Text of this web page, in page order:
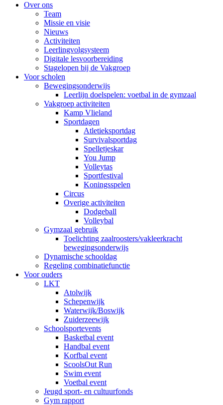
Over ons
Team
Missie en visie
Nieuws
Activiteiten
Leerlingvolgsysteem
Digitale lesvoorbereiding
Stagelopen bij de Vakgroep
Voor scholen
Bewegingsonderwijs
Leerlijn doelspelen: voetbal in de gymzaal
Vakgroep activiteiten
Kamp Vlieland
Sportdagen
Atletieksportdag
Survivalsportdag
Spelletjeskar
You Jump
Volleytas
Sportfestival
Koningsspelen
Circus
Overige activiteiten
Dodgeball
Volleybal
Gymzaal gebruik
Toelichting zaalroosters/vakleerkracht
bewegingsonderwijs
Dynamische schooldag
Regeling combinatiefunctie
Voor ouders
LKT
Atolwijk
Schepenwijk
Waterwijk/Boswijk
Zuiderzeewijk
Schoolsportevents
Basketbal event
Handbal event
Korfbal event
ScoolsOut Run
Swim event
Voetbal event
Jeugd sport- en cultuurfonds
Gym rapport